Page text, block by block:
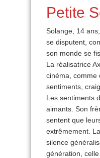
Petite
Solange, 14
se disputent,
son monde se
La réalisatrice
cinéma, comme
sentiments,
Les sentiments
aimants. Son
sentent que
extrêmement.
silence
génération,